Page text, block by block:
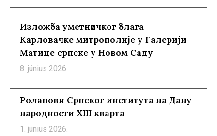
Изложба уметничког блага
Карловачке митрополије у Галерији
Матице српске у Новом Саду
8. június 2026.
Ролапови Српског института на Дану
народности XIII кварта
1. június 2026.